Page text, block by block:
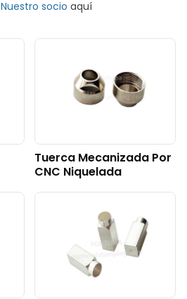
Nuestro socio aquí
Tuerca Mecanizada Por
CNC Niquelada